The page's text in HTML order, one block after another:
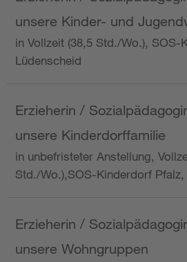
unsere Kinder- und
in Vollzeit (38,5 Std./Wo.), SOS-
Lüdenscheid
Erzieherin /
unsere Kinderdorffamilie
in unbefristeter Anstellung,
Std./Wo.),SOS-Kinderdorf
Erzieherin /
unsere Wohngruppen